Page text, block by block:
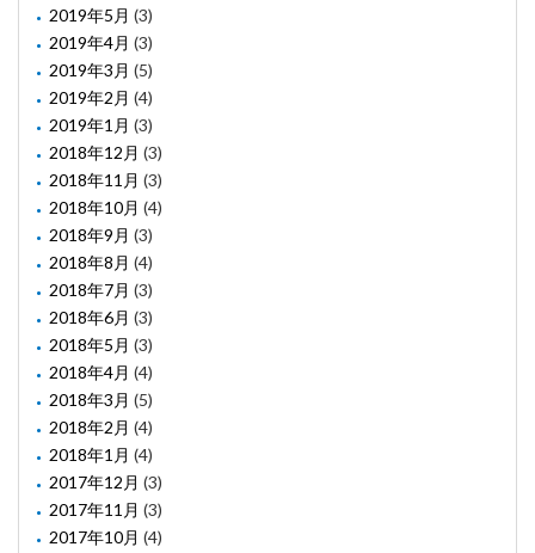
2019年5月 (3)
2019年4月 (3)
2019年3月 (5)
2019年2月 (4)
2019年1月 (3)
2018年12月 (3)
2018年11月 (3)
2018年10月 (4)
2018年9月 (3)
2018年8月 (4)
2018年7月 (3)
2018年6月 (3)
2018年5月 (3)
2018年4月 (4)
2018年3月 (5)
2018年2月 (4)
2018年1月 (4)
2017年12月 (3)
2017年11月 (3)
2017年10月 (4)